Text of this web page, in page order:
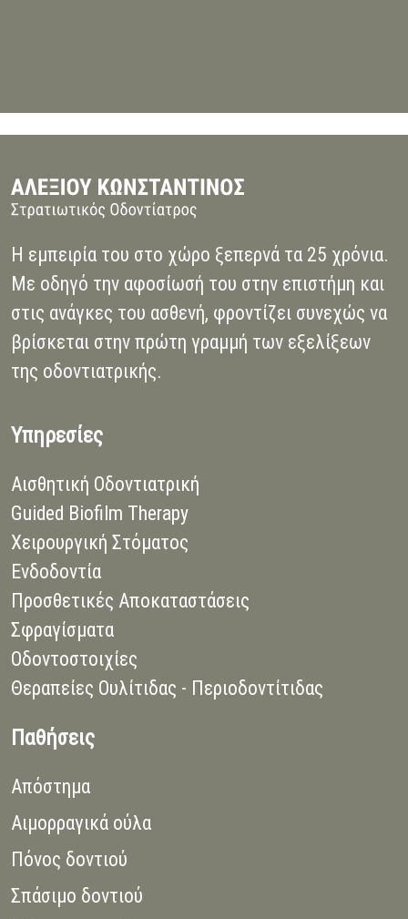
Η εμπειρία του στο χώρο ξεπερνά τα 25 χρόνια.
Με οδηγό την αφοσίωσή του στην επιστήμη και
στις ανάγκες του ασθενή, φροντίζει συνεχώς να
βρίσκεται στην πρώτη γραμμή των εξελίξεων
της οδοντιατρικής.
Υπηρεσίες
Αισθητική Οδοντιατρική
Guided Biofilm Therapy
Χειρουργική Στόματος
Ενδοδοντία
Προσθετικές Αποκαταστάσεις
Σφραγίσματα
Οδοντοστοιχίες
Θεραπείες Ουλίτιδας - Περιοδοντίτιδας
Παθήσεις
Απόστημα
Αιμορραγικά ούλα
Πόνος δοντιού
Σπάσιμο δοντιού